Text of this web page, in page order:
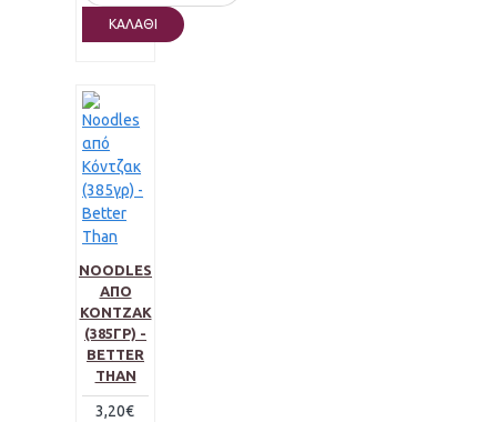
ΚΑΛΆΘΙ
NOODLES
ΑΠΌ
ΚΌΝΤΖΑΚ
(385ΓΡ) -
BETTER
THAN
3,20€